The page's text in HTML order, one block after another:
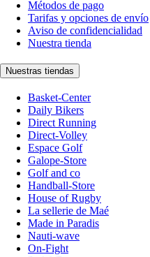
Métodos de pago
Tarifas y opciones de envío
Aviso de confidencialidad
Nuestra tienda
Nuestras tiendas
Basket-Center
Daily Bikers
Direct Running
Direct-Volley
Espace Golf
Galope-Store
Golf and co
Handball-Store
House of Rugby
La sellerie de Maé
Made in Paradis
Nauti-wave
On-Fight